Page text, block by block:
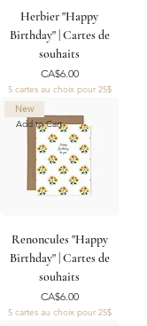
Herbier "Happy
Birthday" | Cartes de
souhaits
Price
CA$6.00
5 cartes au choix pour 25$
Add to Cart
New
Renoncules "Happy
Birthday" | Cartes de
souhaits
Price
CA$6.00
5 cartes au choix pour 25$